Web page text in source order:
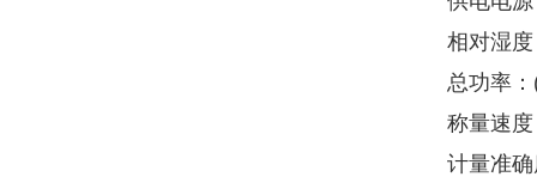
相对湿
总功率
称量速
计量准